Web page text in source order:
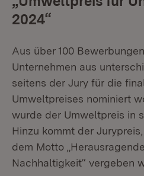
2024“
Aus über 100
Unternehmen aus
seitens der Jury für die
Umweltpreises nominiert
wurde der Umweltpreis in
Hinzu kommt der
dem Motto
Nachhaltigkeit“ vergeben